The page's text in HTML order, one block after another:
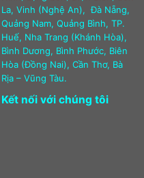
La, Vinh (Nghệ An), Đà Nẵng,
Quảng Nam, Quảng Bình, TP.
Huế, Nha Trang (Khánh Hòa),
Bình Dương, Bình Phước, Biên
Hòa (Đồng Nai), Cần Thơ, Bà
Rịa – Vũng Tàu.
Kết nối với chúng tôi